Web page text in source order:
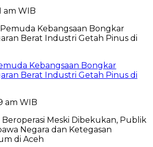
am WIB
Kebangsaan Bongkar
Berat Industri Getah Pinus di
am WIB